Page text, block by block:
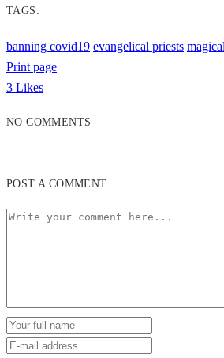
TAGS:
banning covid19 evangelical priests
Print page
3 Likes
NO COMMENTS
POST A COMMENT